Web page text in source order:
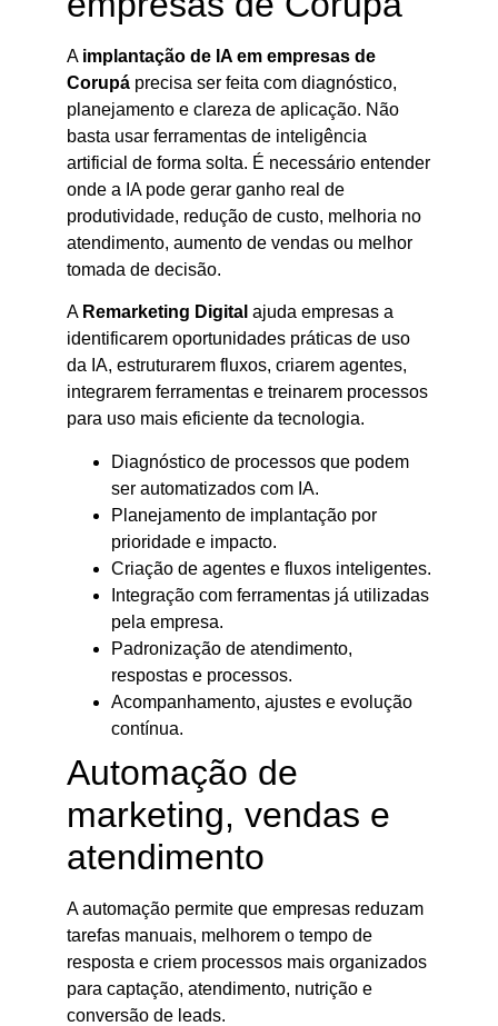
A implantação de IA em empresas de
Corupá precisa ser feita com diagnóstico,
planejamento e clareza de aplicação. Não
basta usar ferramentas de inteligência
artificial de forma solta. É necessário entender
onde a IA pode gerar ganho real de
produtividade, redução de custo, melhoria no
atendimento, aumento de vendas ou melhor
tomada de decisão.
A Remarketing Digital ajuda empresas a
identificarem oportunidades práticas de uso
da IA, estruturarem fluxos, criarem agentes,
integrarem ferramentas e treinarem processos
para uso mais eficiente da tecnologia.
Diagnóstico de processos que podem
ser automatizados com IA.
Planejamento de implantação por
prioridade e impacto.
Criação de agentes e fluxos inteligentes.
Integração com ferramentas já utilizadas
pela empresa.
Padronização de atendimento,
respostas e processos.
Acompanhamento, ajustes e evolução
contínua.
Automação de
marketing, vendas e
atendimento
A automação permite que empresas reduzam
tarefas manuais, melhorem o tempo de
resposta e criem processos mais organizados
para captação, atendimento, nutrição e
conversão de leads.